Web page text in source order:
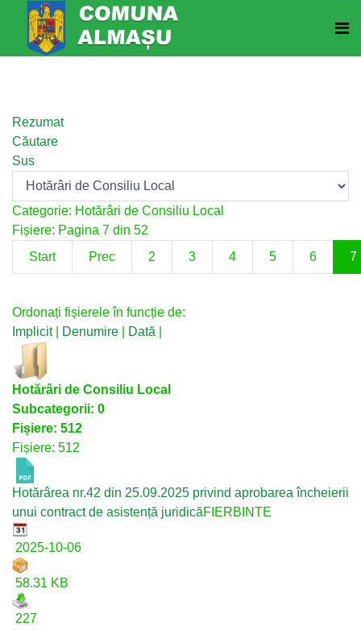
Rezumat
Căutare
Sus
Categorie: Hotărâri de Consiliu Local
Fișiere: Pagina 7 din 52
Start
Prec 2 3 4 5 6 7
Ordonați fișierele în funcție de:
Implicit| Denumire Dată
Hotărâri de Consiliu Local
Subcategorii: 0
Fișiere: 512
Fișiere: 512
Hotărârea nr.42 din 25.09.2025 privind aprobarea încheierii
unui contract de asistență juridicăFIERBINTE
2025-10-06
58.31 KB
227